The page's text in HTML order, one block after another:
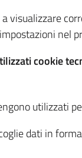
a visualizzare
nel
cookie
utilizzati
dati in